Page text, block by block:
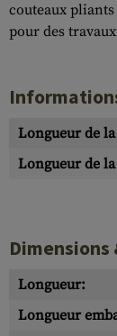
couteaux
pour des
Longueur de
Longueur de
Longueur:
Longueur